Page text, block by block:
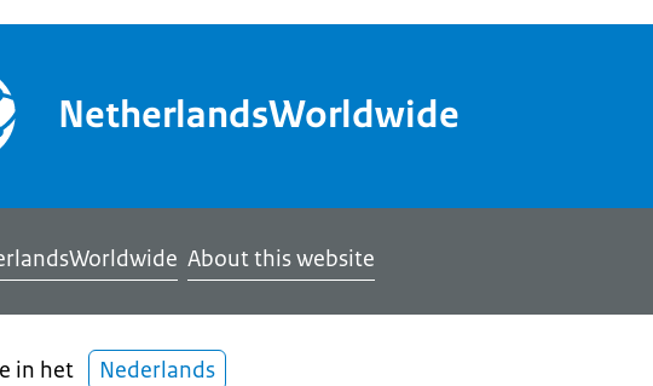
NetherlandsWorldwide
About this website
in het Nederlands